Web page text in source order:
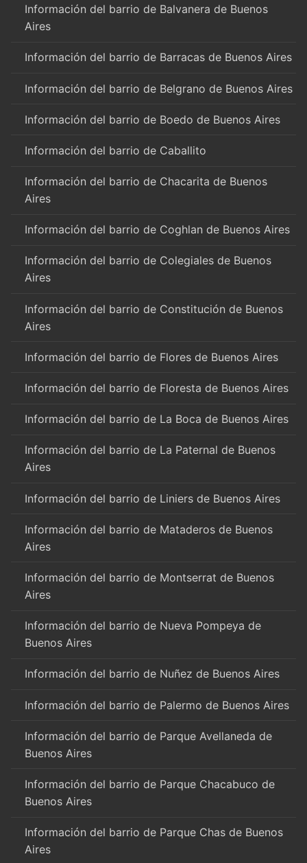
Información del barrio de Balvanera de Buenos
Aires
Información del barrio de Barracas de Buenos Aires
Información del barrio de Belgrano de Buenos Aires
Información del barrio de Boedo de Buenos Aires
Información del barrio de Caballito
Información del barrio de Chacarita de Buenos
Aires
Información del barrio de Coghlan de Buenos Aires
Información del barrio de Colegiales de Buenos
Aires
Información del barrio de Constitución de Buenos
Aires
Información del barrio de Flores de Buenos Aires
Información del barrio de Floresta de Buenos Aires
Información del barrio de La Boca de Buenos Aires
Información del barrio de La Paternal de Buenos
Aires
Información del barrio de Liniers de Buenos Aires
Información del barrio de Mataderos de Buenos
Aires
Información del barrio de Montserrat de Buenos
Aires
Información del barrio de Nueva Pompeya de
Buenos Aires
Información del barrio de Nuñez de Buenos Aires
Información del barrio de Palermo de Buenos Aires
Información del barrio de Parque Avellaneda de
Buenos Aires
Información del barrio de Parque Chacabuco de
Buenos Aires
Información del barrio de Parque Chas de Buenos
Aires